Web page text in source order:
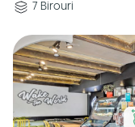
7 Birouri